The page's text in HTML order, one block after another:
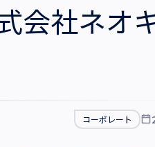
会社ネオ
コーポレート